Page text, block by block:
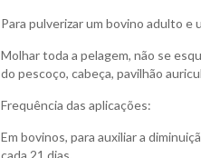
Para pulverizar um bovino adulto
Molhar toda a pelagem, não se
do pescoço, cabeça, pavilhão
Frequência das aplicações:
Em bovinos, para auxiliar a
cada 21 dias.